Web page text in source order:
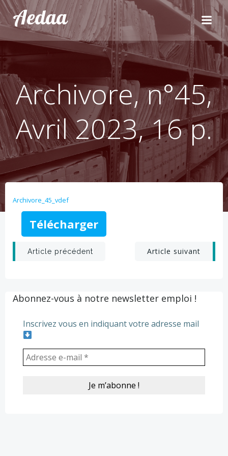
Aller
au
contenu
Aedaa
Archivore, n°45,
Avril 2023, 16 p.
Archivore_45_vdef
Télécharger
Post
Article précédent
PostArticle suivant
Abonnez-vous à notre newsletter emploi !
Inscrivez vous en indiquant votre adresse mail